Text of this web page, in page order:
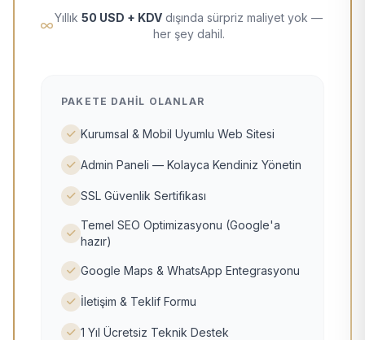
Yıllık 50 USD + KDV dışında sürpriz maliyet yok —
her şey dahil.
PAKETE DAHIL OLANLAR
Kurumsal & Mobil Uyumlu Web Sitesi
Admin Paneli — Kolayca Kendiniz Yönetin
SSL Güvenlik Sertifikası
Temel SEO Optimizasyonu (Google'a
hazır)
Google Maps & WhatsApp Entegrasyonu
İletişim & Teklif Formu
1 Yıl Ücretsiz Teknik Destek